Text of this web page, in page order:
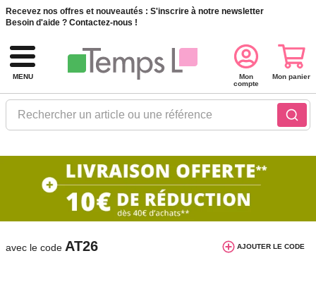
Recevez nos offres et nouveautés : S'inscrire à notre newsletter
Besoin d'aide ? Contactez-nous !
MENU
Rechercher un article ou une référence
Mon
compte
Mon panier
10€ de réduction dès 40€ d'achat. Offre
valable du 03/08/2026 au 12/08/2026.
avec le code AT26 AJOUTER LE CODE